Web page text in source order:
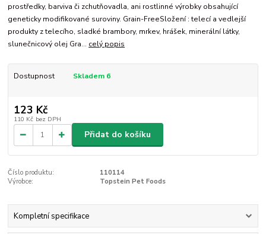
prostředky, barviva či zchutňovadla, ani rostlinné výrobky obsahující
geneticky modifikované suroviny. Grain-FreeSložení : telecí a vedlejší
produkty z telecího, sladké brambory, mrkev, hrášek, minerální látky,
slunečnicový olej Gra... celý popis
Dostupnost Skladem 6
123 Kč
110 Kč bez DPH
Přidat do košíku
Číslo produktu:
110114
Výrobce:
Topstein Pet Foods
Kompletní specifikace